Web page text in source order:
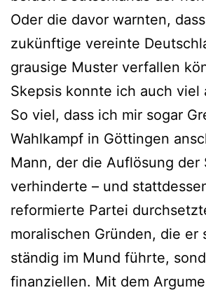
Oder die davor warnten,
zukünftige vereinte
grausige Muster verfallen
Skepsis konnte ich auch viel
So viel, dass ich mir sogar
Wahlkampf in Göttingen
Mann, der die Auflösung der
verhinderte – und
reformierte Partei
moralischen Gründen, die er
ständig im Mund führte,
finanziellen. Mit dem